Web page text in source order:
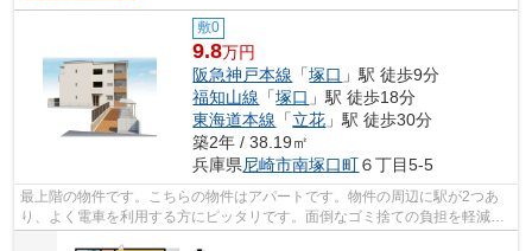
敷0
9.8万円
阪急神戸本線 「塚口 」駅 徒歩9分
福知山線 「塚口 」駅 徒歩18分
東海道本線 「立花 」駅 徒歩30分
築2年 / 38.19㎡
兵庫県尼崎市南塚口町６丁目5-5
最上階の物件です。こちらの物件はアパートです。物件の周辺に駅が2つあ
り、よく電車を利用する方にピッタリです。面倒なゴミ捨ての負担を軽減さ